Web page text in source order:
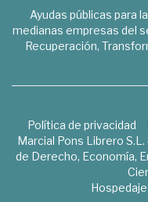
Ayudas públicas para
medianas empresas del
Recuperación,
Política de privacidad
Marcial Pons Librero
de Derecho, Economía,